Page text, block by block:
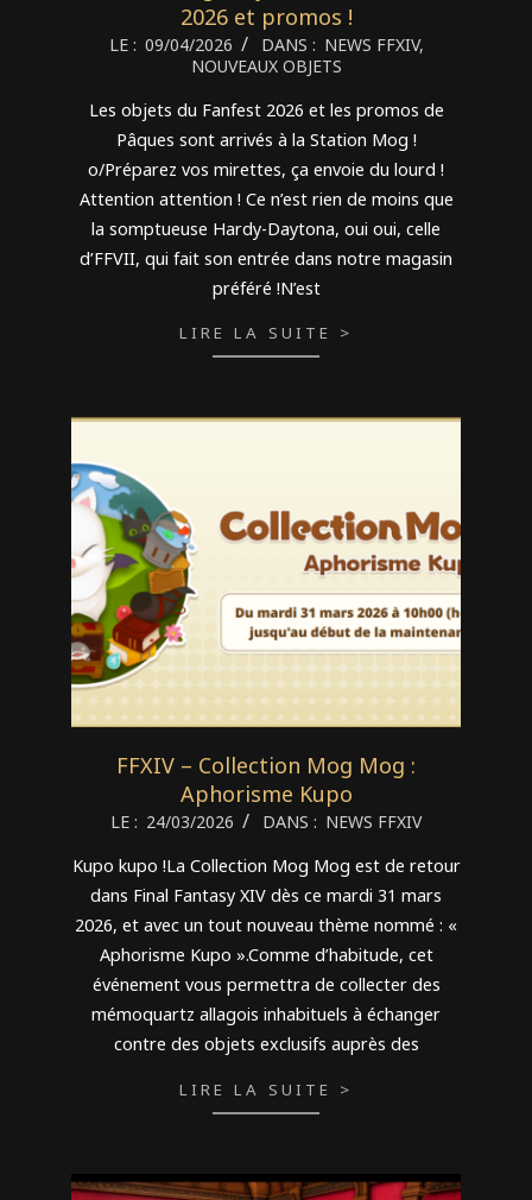
2026 et promos !
2026-
09
LE : 09/04/2026 DANS : NEWS FFXIV,
NOUVEAUX OBJETS
Les objets du Fanfest 2026 et les promos de
Pâques sont arrivés à la Station Mog !
o/Préparez vos mirettes, ça envoie du lourd !
Attention attention ! Ce n’est rien de moins que
la somptueuse Hardy-Daytona, oui oui, celle
d’FFVII, qui fait son entrée dans notre magasin
préféré !N’est
LIRE LA SUITE >
FFXIV – Collection Mog Mog :
Aphorisme Kupo
2026-LE : 24/03/2026 DANS : NEWS FFXIV
Kupo kupo !La Collection Mog Mog est de retour
dans Final Fantasy XIV dès ce mardi 31 mars
2026, et avec un tout nouveau thème nommé : «
Aphorisme Kupo ».Comme d’habitude, cet
événement vous permettra de collecter des
mémoquartz allagois inhabituels à échanger
contre des objets exclusifs auprès des
LIRE LA SUITE >